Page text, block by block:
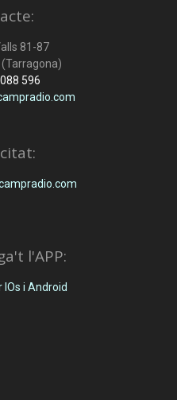
81-87
596
l'APP:
IOs i Android